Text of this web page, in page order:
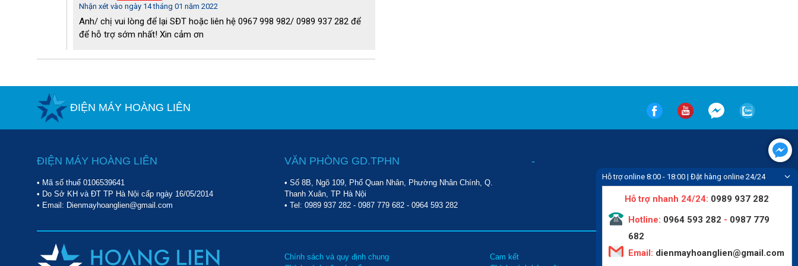
nhiệt mất đi nhờ hơi nước mang theo nhiệt nóng ra bên ngoài. Lượng nhiệt mất đi
trong nước trung bình từ 5-12o C. Nguồn nước mát còn lại trong tháp rơi xuống đế bồn,
sau đó được vận chuyển đến những bộ phận thiết bị cần được giải nhiệt.
Nhận xét vào ngày 14 tháng 01 năm 2022
Anh/ chị vui lòng để lại SĐT hoặc liên hệ 0967 998 982/ 0989 937 282 để
để hỗ trợ sớm nhất! Xin cảm ơn
ĐIỆN MÁY HOÀNG LIÊN
ĐIỆN MÁY HOÀNG LIÊN
• Mã số thuế 0106539641
• Do Sở KH và ĐT TP Hà Nội cấp ngày 16/05/2014
• Email: Dienmayhoanglien@gmail.com
VĂN PHÒNG GD.TPHN
• Số 8B, Ngõ 109, Phố Quan Nhân, Phường Nhân Chính, Q.
Thanh Xuân, TP Hà Nội
• Tel: 0989 937 282- 0987 779 682- 0964 593 282
-
Chính sách và quy định chung
Cam kết
Tin tức
Hỗ trợ online 8:00 - 18:00 | Đặt hàng online 24/24
Hỗ trợ nhanh 24/24: 0989 937 282
Hotline: 0964 593 282 - 0987 779
682
Email: dienmayhoanglien@gmail.com